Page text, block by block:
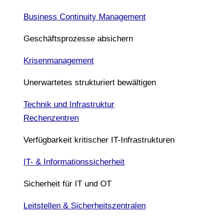
Business Continuity Management
Geschäftsprozesse absichern
Krisenmanagement
Unerwartetes strukturiert bewältigen
Technik und Infrastruktur
Rechenzentren
Verfügbarkeit kritischer IT-Infrastrukturen
IT- & Informationssicherheit
Sicherheit für IT und OT
Leitstellen & Sicherheitszentralen